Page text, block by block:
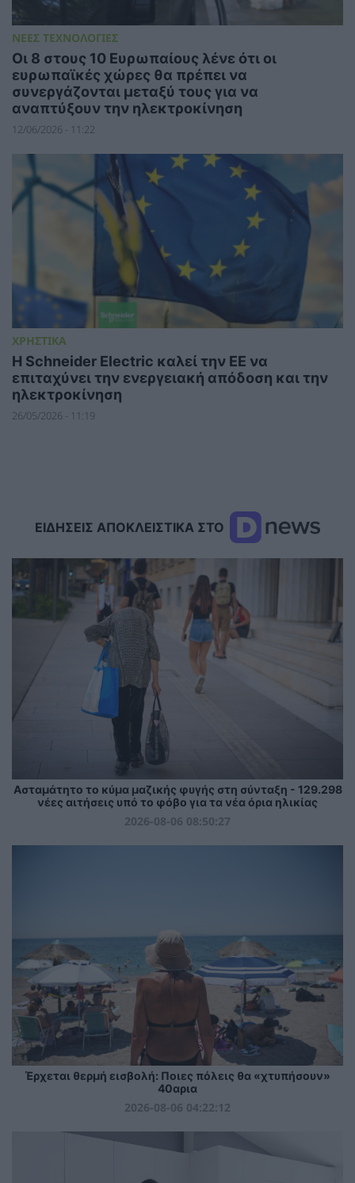
ΝΕΕΣ ΤΕΧΝΟΛΟΓΙΕΣ
Οι 8 στους 10 Ευρωπαίους λένε ότι οι
ευρωπαϊκές χώρες θα πρέπει να
συνεργάζονται μεταξύ τους για να
αναπτύξουν την ηλεκτροκίνηση
12/06/2026 - 11:22
ΧΡΗΣΤΙΚΑ
Η Schneider Electric καλεί την ΕΕ να
επιταχύνει την ενεργειακή απόδοση και την
ηλεκτροκίνηση
26/05/2026 - 11:19
ΕΙΔΗΣΕΙΣ ΑΠΟΚΛΕΙΣΤΙΚΑ ΣΤΟ
Ασταμάτητο το κύμα μαζικής φυγής στη σύνταξη - 129.298
νέες αιτήσεις υπό το φόβο για τα νέα όρια ηλικίας
2026-08-06 08:50:27
Έρχεται θερμή εισβολή: Ποιες πόλεις θα «χτυπήσουν»
40αρια
2026-08-06 04:22:12